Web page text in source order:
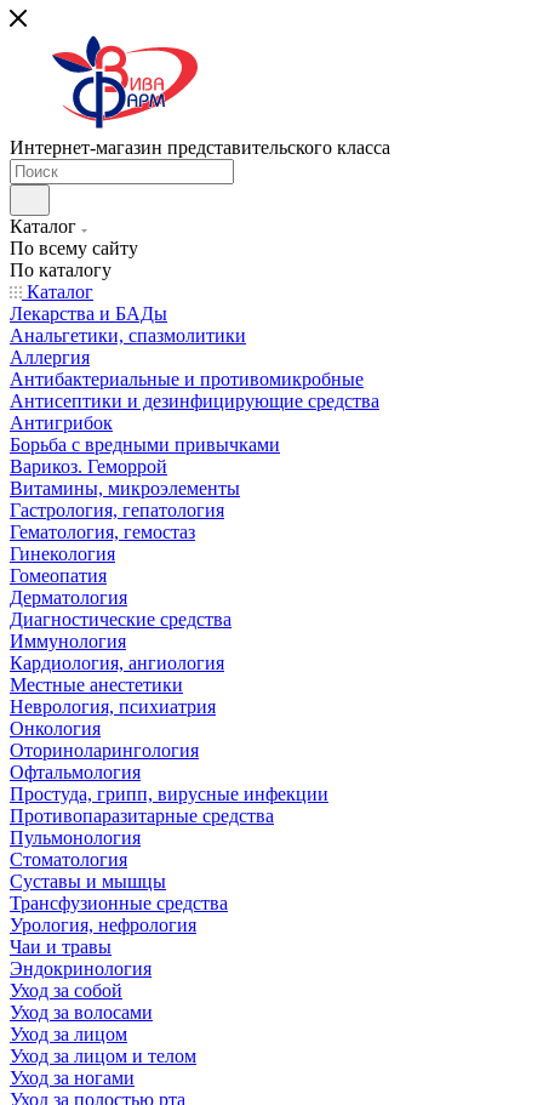
Интернет-магазин представительского класса
Каталог
По всему сайту
По каталогу
Каталог
Лекарства и БАДы
Анальгетики, спазмолитики
Аллергия
Антибактериальные и противомикробные
Антисептики и дезинфицирующие средства
Антигрибок
Борьба с вредными привычками
Варикоз. Геморрой
Витамины, микроэлементы
Гастрология, гепатология
Гематология, гемостаз
Гинекология
Гомеопатия
Дерматология
Диагностические средства
Иммунология
Кардиология, ангиология
Местные анестетики
Неврология, психиатрия
Онкология
Оториноларингология
Офтальмология
Простуда, грипп, вирусные инфекции
Противопаразитарные средства
Пульмонология
Стоматология
Суставы и мышцы
Трансфузионные средства
Урология, нефрология
Чаи и травы
Эндокринология
Уход за собой
Уход за волосами
Уход за лицом
Уход за лицом и телом
Уход за ногами
Уход за полостью рта